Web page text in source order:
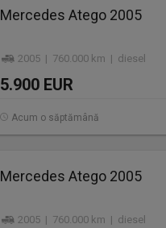
Mercedes Atego 2005
2005 | 760.000 km | diesel
5.900 EUR
Acum o săptămână
Mercedes Atego 2005
2005 | 760.000 km | diesel